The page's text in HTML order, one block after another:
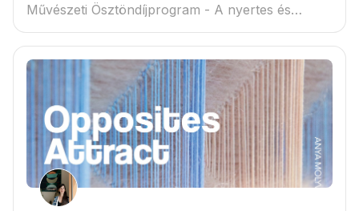
Művészeti Ösztöndíjprogram - A nyertes és
tartaléklistás pályázók névsora megtekinthető a
csatolmányban